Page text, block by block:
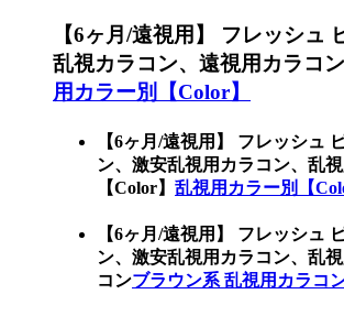
【6ヶ月/遠視用】 フレッシュ
乱視カラコン、遠視用カラコ
用カラー別【Color】
【6ヶ月/遠視用】 フレッシュ
ン、激安乱視用カラコン、乱
【Color】 乱視用カラー別【
【6ヶ月/遠視用】 フレッシュ
ン、激安乱視用カラコン、乱
コンブラウン系 乱視用カラコ